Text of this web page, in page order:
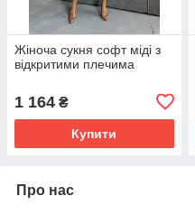
Жіноча сукня софт міді з
відкритими плечима
1 164 ₴
Купити
Про нас